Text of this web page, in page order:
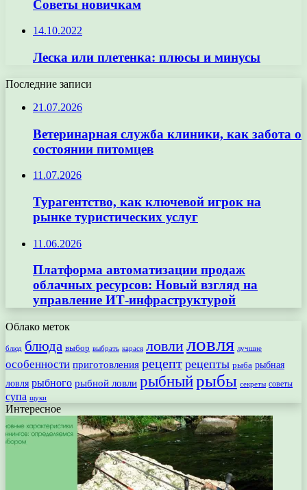
Советы новичкам
14.10.2022
Леска или плетенка: плюсы и минусы
Последние записи
21.07.2026
Ветеринарная служба клиники, как забота о
состоянии питомцев
11.07.2026
Турагентство, как ключевой игрок на
рынке туристических услуг
11.06.2026
Платформа автоматизации продаж
облачных ресурсов: Новый взгляд на
управление ИТ-инфраструктурой
Облако меток
блюд блюда выбор выбрать карася ловлиловля лучшие
особенности приготовления рецепт рецепты рыба рыбная
ловля рыбного рыбной ловли рыбныйрыбы секреты советы
супа щуки
Интересное